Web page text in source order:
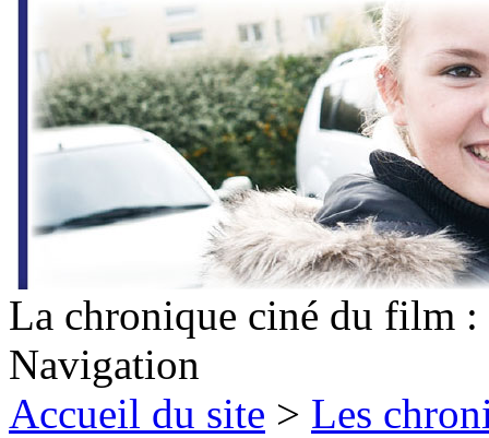
La chronique ciné du film :
Navigation
Accueil du site > Les